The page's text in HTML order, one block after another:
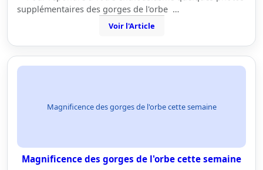
supplémentaires des gorges de l'orbe …
Voir l'Article
Magnificence des gorges de l'orbe cette semaine
Magnificence des gorges de l'orbe cette semaine